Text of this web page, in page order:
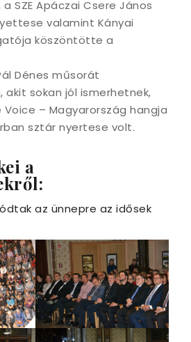
SZE Apáczai Csere János
valamint Kányai
köszöntötte a
Dénes műsorát
sokan jól ismerhetnek,
Voice – Magyarország hangja
sztár nyertese volt.
a
az ünnepre az idősek